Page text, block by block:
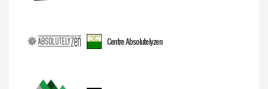
Centre Absolutelyzen